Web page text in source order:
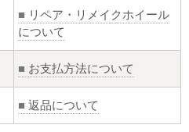
■ リペア・リメイクホイール
について
■ お支払方法について
■ 返品について